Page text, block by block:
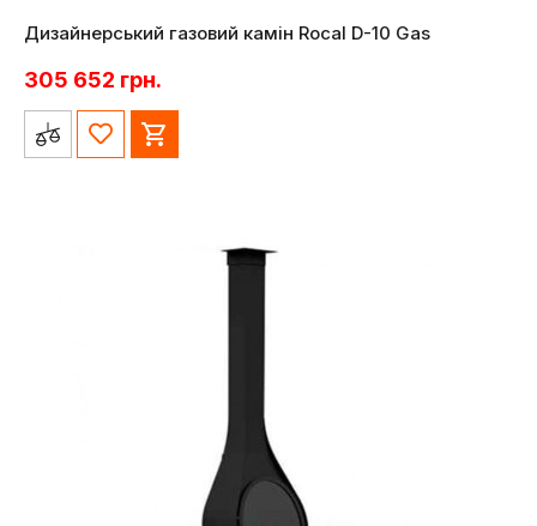
Дизайнерський газовий камін Rocal D-10 Gas
305 652 грн.